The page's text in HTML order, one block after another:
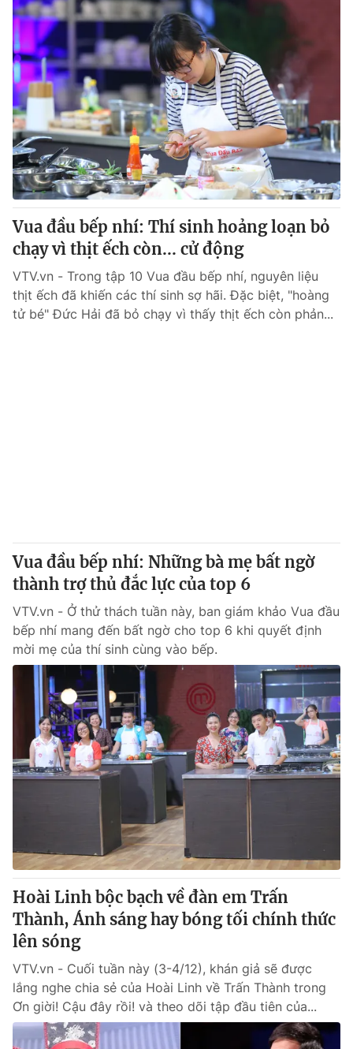
Vua đầu bếp nhí: Thí sinh hoảng loạn bỏ
chạy vì thịt ếch còn... cử động
VTV.vn - Trong tập 10 Vua đầu bếp nhí, nguyên liệu
thịt ếch đã khiến các thí sinh sợ hãi. Đặc biệt, "hoàng
tử bé" Đức Hải đã bỏ chạy vì thấy thịt ếch còn phản...
Vua đầu bếp nhí: Những bà mẹ bất ngờ
thành trợ thủ đắc lực của top 6
VTV.vn - Ở thử thách tuần này, ban giám khảo Vua đầu
bếp nhí mang đến bất ngờ cho top 6 khi quyết định
mời mẹ của thí sinh cùng vào bếp.
Hoài Linh bộc bạch về đàn em Trấn
Thành, Ánh sáng hay bóng tối chính thức
lên sóng
VTV.vn - Cuối tuần này (3-4/12), khán giả sẽ được
lắng nghe chia sẻ của Hoài Linh về Trấn Thành trong
Ơn giời! Cậu đây rồi! và theo dõi tập đầu tiên của...